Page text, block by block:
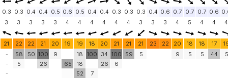
0.3 0.3 0.4 0.4 0.5 0.6 0.5 0.4 0.4 0.3 0.3 0.3 0.4 0.6 0.7 0.7 0.7 0.6
3
3 3 3 3 4 4 4 4 4 4 3 3 3 4 5 4 4 4
21 22 22 21 20 19 19 18 20 21 21 21 23 22 20 18 18 17
-
-
-
58
5
50 100
26
9
65
18
18
52
100
7
34
26
100
6
59 5 9 5 5 44 5